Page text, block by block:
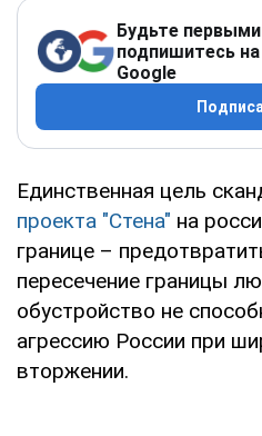
Будьте первыми
подпишитесь на
Google
Единственная цель
проекта "Стена" на
границе –
пересечение границы
обустройство не
агрессию России при
вторжении.